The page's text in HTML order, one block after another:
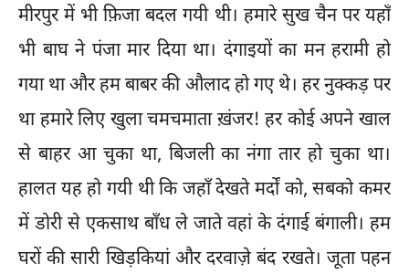
मीरपुर में भी फ़िजा बदल गयी थी। हमारे सुख चैन पर यहाँ
भी बाघ ने पंजा मार दिया था। दंगाइयों का मन हरामी हो
गया था और हम बाबर की औलाद हो गए थे। हर नुक्कड़ पर
था हमारे लिए खुला चमचमाता ख़ंजर! हर कोई अपने खाल
से बाहर आ चुका था, बिजली का नंगा तार हो चुका था।
हालत यह हो गयी थी कि जहाँ देखते मर्दों को, सबको कमर
में डोरी से एकसाथ बाँध ले जाते वहां के दंगाई बंगाली। हम
घरों की सारी खिड़कियां और दरवाज़े बंद रखते। जूता पहन